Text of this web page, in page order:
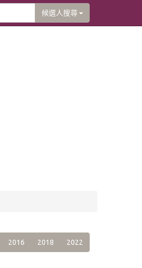
候選人搜尋
2016 2018 2022